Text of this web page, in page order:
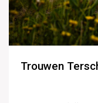
Trouwen